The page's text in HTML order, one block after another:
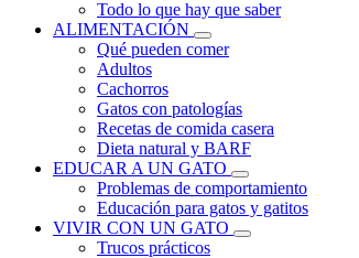
Todo lo que hay que saber
ALIMENTACIÓN
Qué pueden comer
Adultos
Cachorros
Gatos con patologías
Recetas de comida casera
Dieta natural y BARF
EDUCAR A UN GATO
Problemas de comportamiento
Educación para gatos y gatitos
VIVIR CON UN GATO
Trucos prácticos